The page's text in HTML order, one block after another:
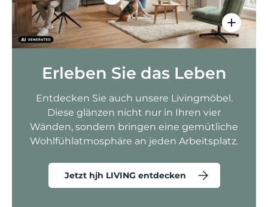
Erleben Sie das Leben
Entdecken Sie auch unsere Livingmöbel.
Diese glänzen nicht nur in Ihren vier
Wänden, sondern bringen eine gemütliche
Wohlfühlatmosphäre an jeden Arbeitsplatz.
Jetzt hjh LIVING entdecken